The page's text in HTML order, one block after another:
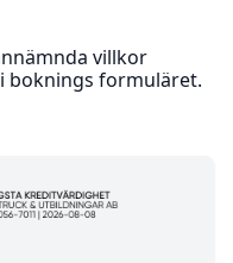
villkor
boknings formuläret.